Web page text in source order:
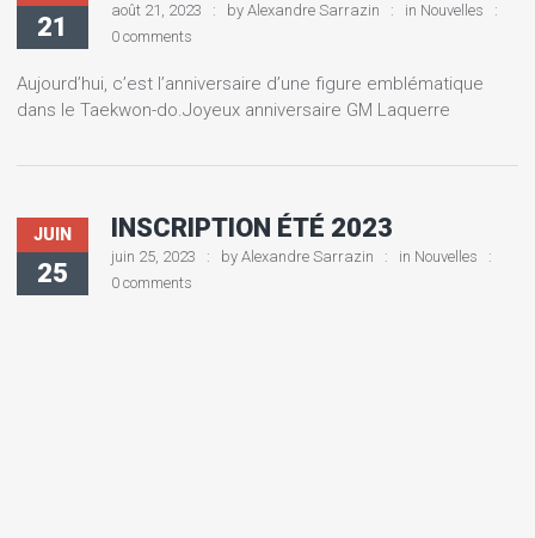
21
août 21, 2023 by Alexandre Sarrazin in Nouvelles
0 comments
Aujourd’hui, c’est l’anniversaire d’une figure emblématique
dans le Taekwon-do.Joyeux anniversaire GM Laquerre
JUIN
25
INSCRIPTION ÉTÉ 2023
juin 25, 2023 by Alexandre Sarrazin in Nouvelles
0 comments